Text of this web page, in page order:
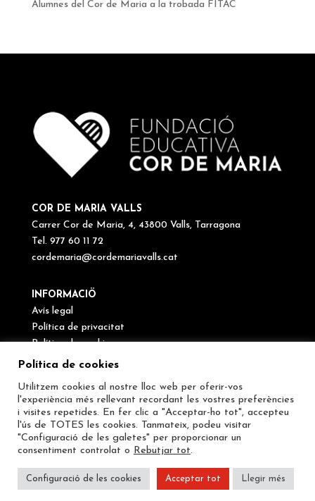
Alumnes del Cor de Maria a la trobada FITAC
COR DE MARIA VALLS
Carrer Cor de Maria, 4, 43800 Valls, Tarragona
Tel. 977 60 11 72
cordemaria@cordemariavalls.cat
INFORMACIÖ
Avís legal
Política de privacitat
Política de cookies
Canal de denúncies
SEGUEIX-NOS
Política de cookies
Utilitzem cookies al nostre lloc web per oferir-vos
l'experiència més rellevant recordant les vostres preferències
i visites repetides. En fer clic a "Acceptar-ho tot", accepteu
l'ús de TOTES les cookies. Tanmateix, podeu visitar
"Configuració de les galetes" per proporcionar un
consentiment controlat o Rebutjar tot.
Configuració de les cookies Acceptar tot Llegir més